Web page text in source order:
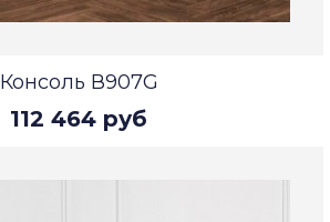
Консоль В907G
112 464 руб